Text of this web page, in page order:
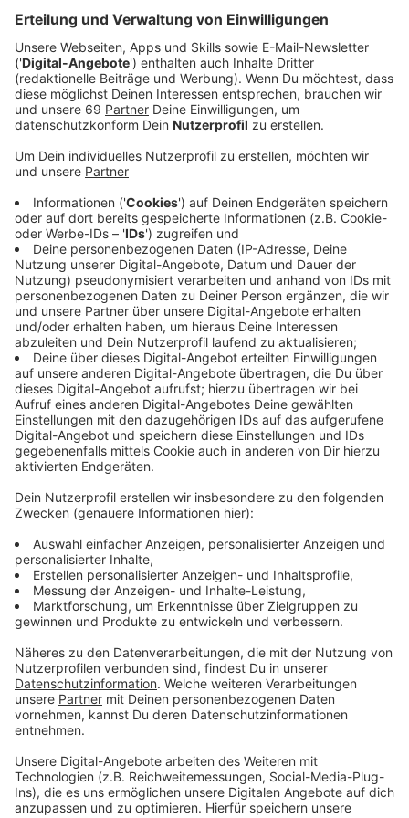
auf dem Parkplatz wurden - nach langer Zeit - von
der Stadt Münster beseitigt.
Veröffentlicht:Donnerstag, 11.06.2026 16:55
Anzeige
Es gab Wirbel rund um den Parkplatz beim
Kleingartenverein Damaschke. Nach von der Stadt
Münster durchgeführten Arbeiten auf der
Umgehungsstraße B 51 wurden auf dem Parkplatz des
Kleingartenvereins Schlaglöcher, Müll und defekte
Wasserleitungen hinterlassen. Ursprünglich versprach
die Stadt das Ganze bis Ende 2025 wieder in Ordnung
zu bringen, sagte uns der Vereinsvorsitzende Raimond
Schlepphorst. Allerdings hieß es auch, dass andere
Arbeiten - die akuter sind - Vorrang haben. Und so kam
es auch: Deswegen passierte lange Zeit nichts. Aber:
Jetzt wurden die Schlaglöcher auf dem Parkplatz
ausgebessert. Der Rest soll bis Ende des Jahres
Kleingartenverein mit.Aber auch hier gilt: Es kann zu
dazwischenkommt.
Anzeige